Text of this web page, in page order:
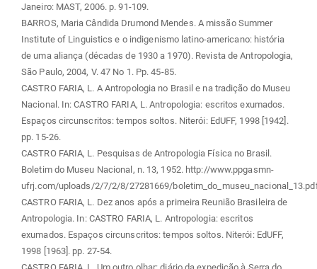
Janeiro: MAST, 2006. p. 91-109.
BARROS, Maria Cândida Drumond Mendes. A missão Summer
Institute of Linguistics e o indigenismo latino-americano: história
de uma aliança (décadas de 1930 a 1970). Revista de Antropologia,
São Paulo, 2004, V. 47 No 1. Pp. 45-85.
CASTRO FARIA, L. A Antropologia no Brasil e na tradição do Museu
Nacional. In: CASTRO FARIA, L. Antropologia: escritos exumados.
Espaços circunscritos: tempos soltos. Niterói: EdUFF, 1998 [1942].
pp. 15-26.
CASTRO FARIA, L. Pesquisas de Antropologia Física no Brasil.
Boletim do Museu Nacional, n. 13, 1952. http://www.ppgasmn-
ufrj.com/uploads/2/7/2/8/27281669/
CASTRO FARIA, L. Dez anos após a primeira Reunião Brasileira de
Antropologia. In: CASTRO FARIA, L. Antropologia: escritos
exumados. Espaços circunscritos: tempos soltos. Niterói: EdUFF,
1998 [1963]. pp. 27-54.